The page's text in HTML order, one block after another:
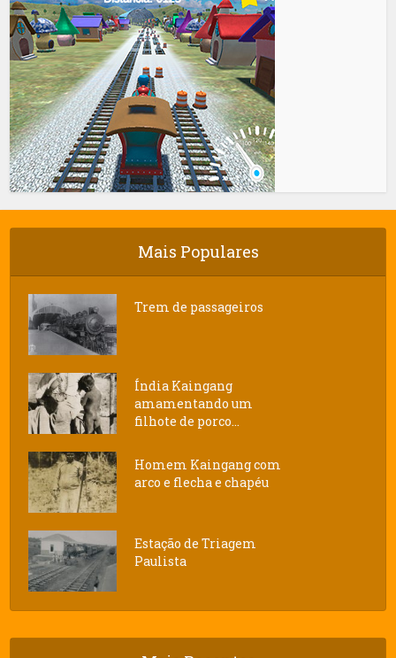
Mais Populares
Trem de passageiros
Índia Kaingang
amamentando um
filhote de porco...
Homem Kaingang com
arco e flecha e chapéu
Estação de Triagem
Paulista